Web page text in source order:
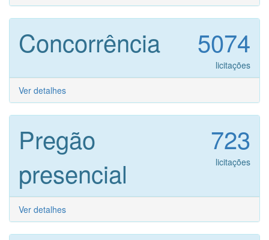
Concorrência 5074
licitações
Ver detalhes
Pregão
presencial
723
licitações
Ver detalhes